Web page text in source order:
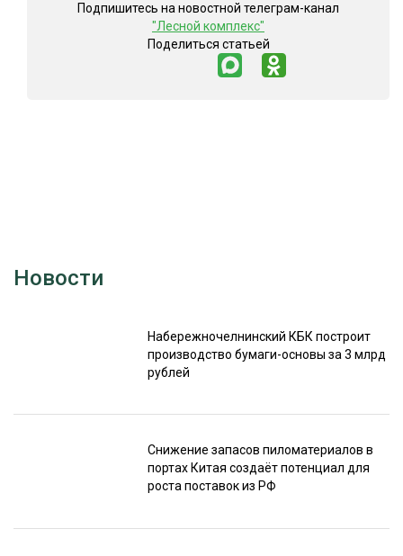
Подпишитесь на новостной телеграм-канал
"Лесной комплекс"
Поделиться статьей
Новости
Набережночелнинский КБК построит
производство бумаги-основы за 3 млрд
рублей
Снижение запасов пиломатериалов в
портах Китая создаёт потенциал для
роста поставок из РФ